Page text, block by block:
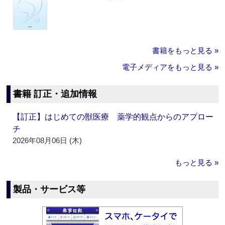
書籍をもっと見る »
電子メディアをもっと見る »
書籍 訂正・追加情報
【訂正】はじめての獣医療 薬学的観点からのアプロー
チ
2026年08月06日 (木)
もっと見る »
製品・サービス等